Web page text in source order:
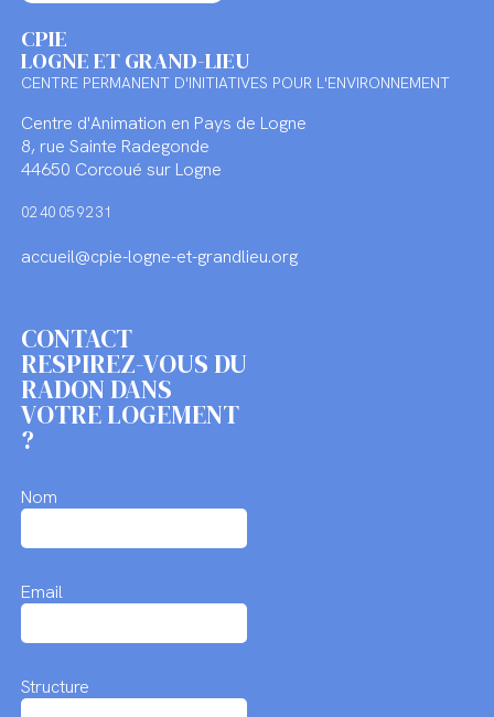
CPIE
LOGNE ET GRAND-LIEU
CENTRE PERMANENT D'INITIATIVES POUR L'ENVIRONNEMENT
Centre d'Animation en Pays de Logne
8, rue Sainte Radegonde
44650 Corcoué sur Logne
02 40 05 92 31
accueil@cpie-logne-et-grandlieu.org
CONTACT
RESPIREZ-VOUS DU
RADON DANS
VOTRE LOGEMENT
?
Nom
Email
Structure